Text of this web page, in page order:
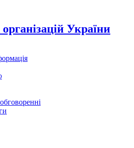
України